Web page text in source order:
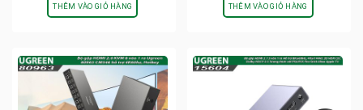
THÊM VÀO GIỎ HÀNG THÊM VÀO GIỎ HÀNG